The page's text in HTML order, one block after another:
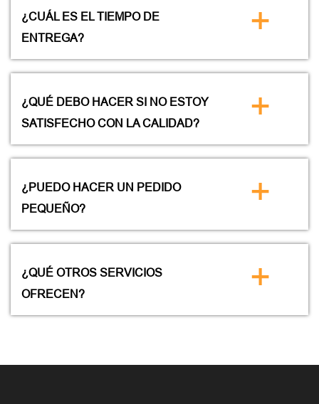
¿CUÁL ES EL TIEMPO DE
ENTREGA?
+
¿QUÉ DEBO HACER SI NO ESTOY
SATISFECHO CON LA CALIDAD?
+
¿PUEDO HACER UN PEDIDO
PEQUEÑO?
+
¿QUÉ OTROS SERVICIOS
OFRECEN?
+